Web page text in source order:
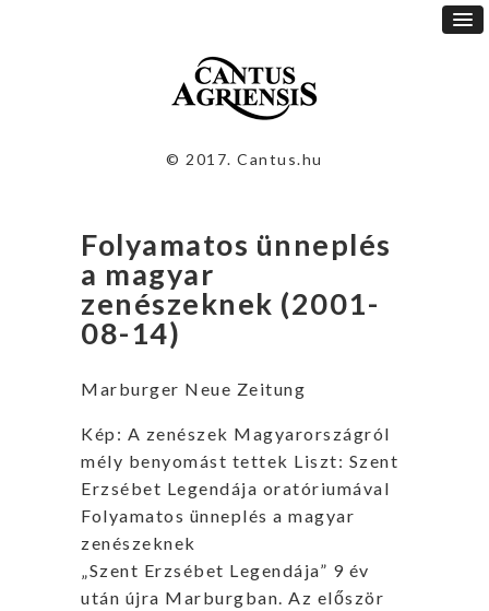
© 2017. Cantus.hu
Folyamatos ünneplés
a magyar
zenészeknek (2001-
08-14)
Marburger Neue Zeitung
Kép: A zenészek Magyarországról
mély benyomást tettek Liszt: Szent
Erzsébet Legendája oratóriumával
Folyamatos ünneplés a magyar
zenészeknek
„Szent Erzsébet Legendája” 9 év
után újra Marburgban. Az először